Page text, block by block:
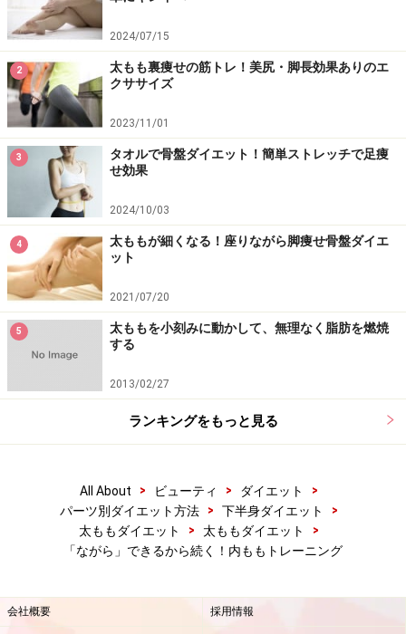
⇒内ももとセットで効果倍増！太ももトレーニング
※記事内容は執筆時点のものです。最新の内容をご確認くださ
い。
※ダイエットは個人の体質、また、誤った方法による実践に起因
して体調不良を引き起こす場合があります。実践の際には、必ず
自身の体質及び健康状態を十分に考慮したうえで、正しい方法で
おこなってください。また、全ての方への有効性を保証するもの
ではありません。
【編集部おすすめの購入サイト】
Amazonで人気のダイエット用品をチェック！
楽天市場で人気のダイエット用品をチェック！
2024/07/15
2
太もも裏痩せの筋トレ！美尻・脚長効果ありのエ
クササイズ
2023/11/01
3
タオルで骨盤ダイエット！簡単ストレッチで足痩
せ効果
2024/10/03
4
太ももが細くなる！座りながら脚痩せ骨盤ダイエ
ット
2021/07/20
5
太ももを小刻みに動かして、無理なく脂肪を燃焼
する
2013/02/27
ランキングをもっと見る
All About > ビューティ > ダイエット
>
パーツ別ダイエット方法
> 下半身ダイエット
>
太ももダイエット
> 太ももダイエット
>
「ながら」できるから続く！内ももトレーニング
会社概要 採用情報